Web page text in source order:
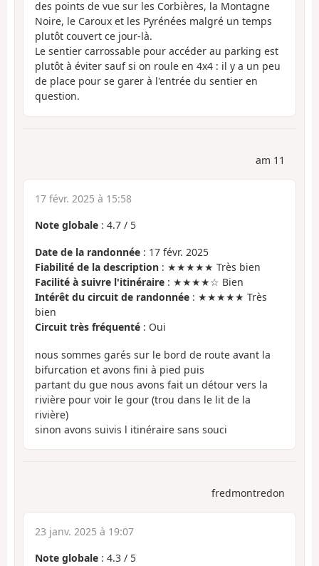
des points de vue sur les Corbières, la Montagne
Noire, le Caroux et les Pyrénées malgré un temps
plutôt couvert ce jour-là.
Le sentier carrossable pour accéder au parking est
plutôt à éviter sauf si on roule en 4x4 : il y a un peu
de place pour se garer à l'entrée du sentier en
question.
am 11
17 févr. 2025 à 15:58
Note globale : 4.7 / 5
Date de la randonnée : 17 févr. 2025
Fiabilité de la description : ★★★★★ Très bien
Facilité à suivre l'itinéraire : ★★★★☆ Bien
Intérêt du circuit de randonnée : ★★★★★ Très
bien
Circuit très fréquenté : Oui
nous sommes garés sur le bord de route avant la
bifurcation et avons fini à pied puis
partant du gue nous avons fait un détour vers la
rivière pour voir le gour (trou dans le lit de la
rivière)
sinon avons suivis l itinéraire sans souci
fredmontredon
23 janv. 2025 à 19:07
Note globale : 4.3 / 5